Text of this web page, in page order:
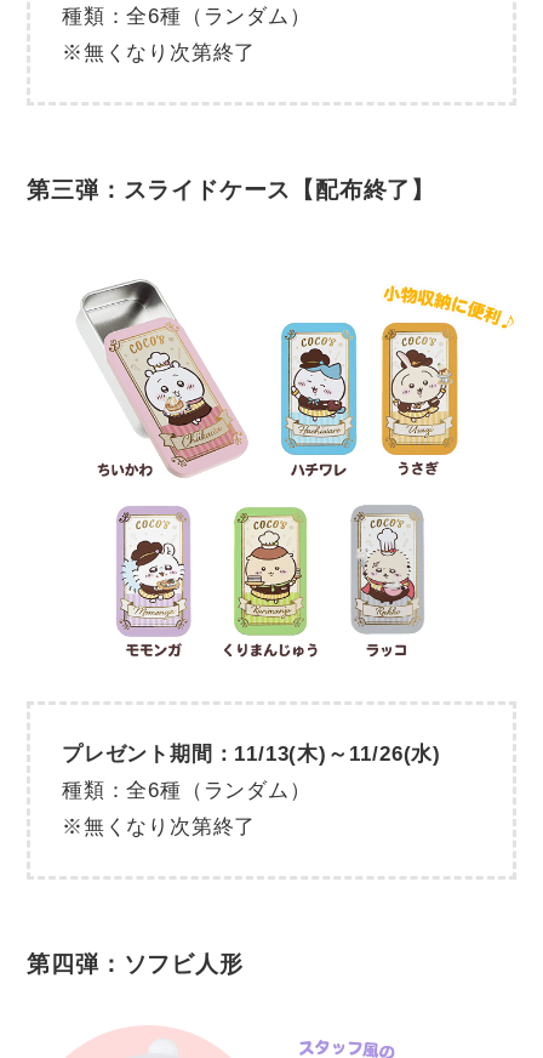
種類：全6種（ランダム）
※無くなり次第終了
第三弾：スライドケース【配布終了】
プレゼント期間：11/13(木)～11/26(水)
種類：全6種（ランダム）
※無くなり次第終了
第四弾：ソフビ人形